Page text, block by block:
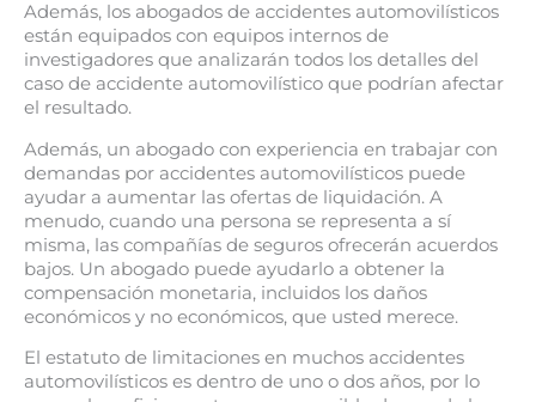
Además, los abogados de accidentes automovilísticos
están equipados con equipos internos de
investigadores que analizarán todos los detalles del
caso de accidente automovilístico que podrían afectar
el resultado.
Además, un abogado con experiencia en trabajar con
demandas por accidentes automovilísticos puede
ayudar a aumentar las ofertas de liquidación. A
menudo, cuando una persona se representa a sí
misma, las compañías de seguros ofrecerán acuerdos
bajos. Un abogado puede ayudarlo a obtener la
compensación monetaria, incluidos los daños
económicos y no económicos, que usted merece.
El estatuto de limitaciones en muchos accidentes
automovilísticos es dentro de uno o dos años, por lo